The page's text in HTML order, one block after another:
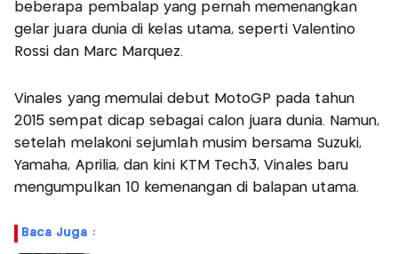
beberapa pembalap yang pernah memenangkan
gelar juara dunia di kelas utama, seperti Valentino
Rossi dan Marc Marquez.
Vinales yang memulai debut MotoGP pada tahun
2015 sempat dicap sebagai calon juara dunia. Namun,
setelah melakoni sejumlah musim bersama Suzuki,
Yamaha, Aprilia, dan kini KTM Tech3, Vinales baru
mengumpulkan 10 kemenangan di balapan utama.
Baca Juga :